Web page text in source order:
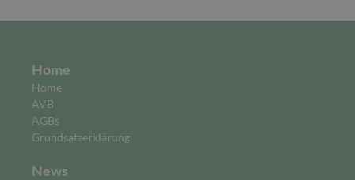
Home
Home
AVB
AGBs
Grundsatzerklärung
News